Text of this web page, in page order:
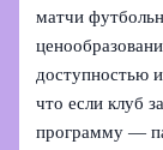
матчи
доступностью
что если клуб
программу —